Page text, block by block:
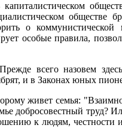
обществе
о
особые правила,
всего назовем
и в Законах юных
живет семья:
добросовестный труд?
к людям, честности